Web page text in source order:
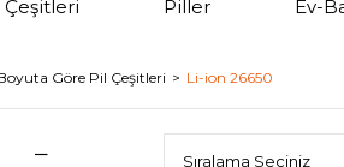
Çeşitleri Piller Ev-
Göre Pil Çeşitleri Li-ion 26650